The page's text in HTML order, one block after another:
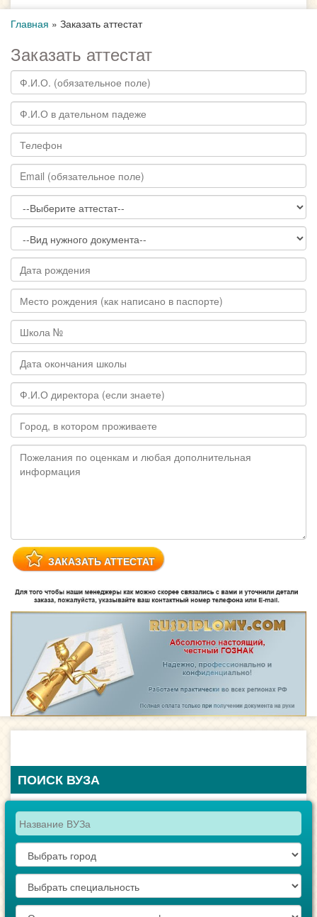
Главная » Заказать аттестат
Заказать аттестат
ПОИСК ВУЗА